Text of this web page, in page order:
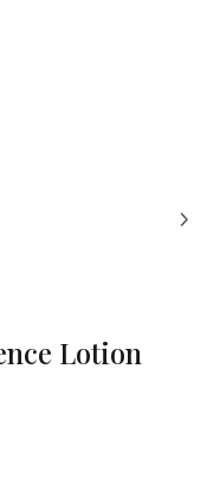
Lotion